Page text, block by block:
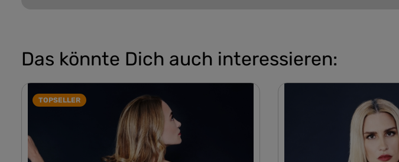
Das könnte Dich auch interessieren:
TOPSELLER